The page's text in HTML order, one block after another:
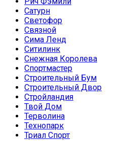
Сатурн
Светофор
Связной
Сима Ленд
Ситилинк
Снежная Королева
Спортмастер
Строительный Бум
Строительный Двор
Стройландия
Твой Дом
Терволина
Технопарк
Триал Спорт